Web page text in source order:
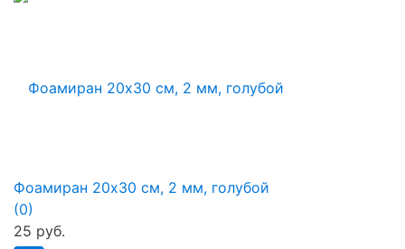
Фоамиран 20х30 см, 2 мм, голубой
(0)
25 руб.